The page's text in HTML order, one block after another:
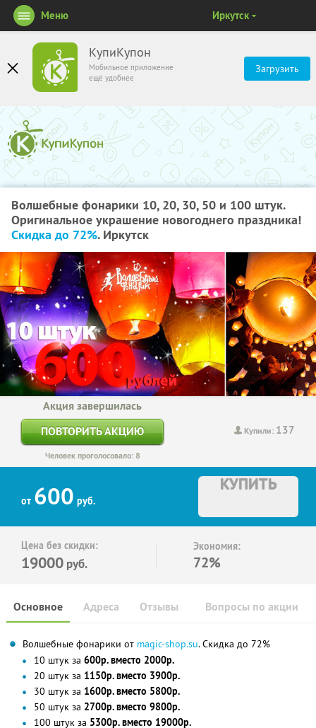
КупиКупон
Мобильное приложение
ещё удобнее
Загрузить
Меню Иркутск
Волшебные фонарики 10, 20, 30, 50 и 100 штук.
Оригинальное украшение новогоднего праздника!
Скидка до 72%. Иркутск
Купили: 137
Акция завершилась
ПОВТОРИТЬ АКЦИЮ
Человек проголосовало: 8
от 600 руб.
КУПИТЬ
Цена без скидки:
19000 руб.
Экономия:
72%
Основное Отзывы Вопросы по акции
Адреса
Волшебные фонарики от magic-shop.su. Скидка до 72%
10 штук за 600р. вместо 2000р.
20 штук за 1150р. вместо 3900р.
30 штук за 1600р. вместо 5800р.
50 штук за 2700р. вместо 9800р.
100 штук за 5300р. вместо 19000р.